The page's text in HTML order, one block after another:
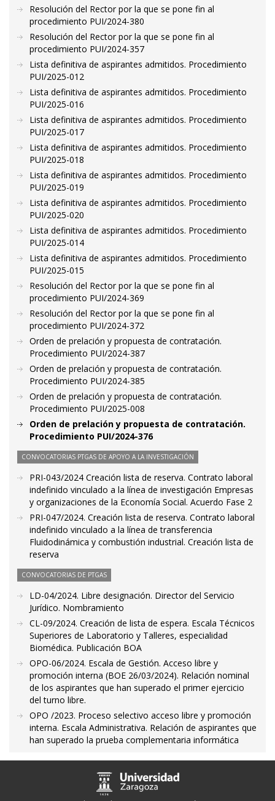
Resolución del Rector por la que se pone fin al
procedimiento PUI/2024-380
Resolución del Rector por la que se pone fin al
procedimiento PUI/2024-357
Lista definitiva de aspirantes admitidos. Procedimiento
PUI/2025-012
Lista definitiva de aspirantes admitidos. Procedimiento
PUI/2025-016
Lista definitiva de aspirantes admitidos. Procedimiento
PUI/2025-017
Lista definitiva de aspirantes admitidos. Procedimiento
PUI/2025-018
Lista definitiva de aspirantes admitidos. Procedimiento
PUI/2025-019
Lista definitiva de aspirantes admitidos. Procedimiento
PUI/2025-020
Lista definitiva de aspirantes admitidos. Procedimiento
PUI/2025-014
Lista definitiva de aspirantes admitidos. Procedimiento
PUI/2025-015
Resolución del Rector por la que se pone fin al
procedimiento PUI/2024-369
Resolución del Rector por la que se pone fin al
procedimiento PUI/2024-372
Orden de prelación y propuesta de contratación.
Procedimiento PUI/2024-387
Orden de prelación y propuesta de contratación.
Procedimiento PUI/2024-385
Orden de prelación y propuesta de contratación.
Procedimiento PUI/2025-008
Orden de prelación y propuesta de contratación.
Procedimiento PUI/2024-376
CONVOCATORIAS PTGAS DE APOYO A LA INVESTIGACIÓN
PRI-043/2024 Creación lista de reserva. Contrato laboral
indefinido vinculado a la línea de investigación Empresas
y organizaciones de la Economía Social. Acuerdo Fase 2
PRI-047/2024. Creación lista de reserva. Contrato laboral
indefinido vinculado a la línea de transferencia
Fluidodinámica y combustión industrial. Creación lista de
reserva
CONVOCATORIAS DE PTGAS
LD-04/2024. Libre designación. Director del Servicio
Jurídico. Nombramiento
CL-09/2024. Creación de lista de espera. Escala Técnicos
Superiores de Laboratorio y Talleres, especialidad
Biomédica. Publicación BOA
OPO-06/2024. Escala de Gestión. Acceso libre y
promoción interna (BOE 26/03/2024). Relación nominal
de los aspirantes que han superado el primer ejercicio
del turno libre.
OPO /2023. Proceso selectivo acceso libre y promoción
interna. Escala Administrativa. Relación de aspirantes que
han superado la prueba complementaria informática